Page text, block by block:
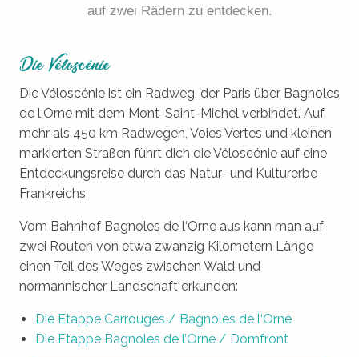
auf zwei Rädern zu entdecken.
Die Véloscénie
Die Véloscénie ist ein Radweg, der Paris über Bagnoles
de l‘Orne mit dem Mont-Saint-Michel verbindet. Auf
mehr als 450 km Radwegen, Voies Vertes und kleinen
markierten Straßen führt dich die Véloscénie auf eine
Entdeckungsreise durch das Natur- und Kulturerbe
Frankreichs.
Vom Bahnhof Bagnoles de l‘Orne aus kann man auf
zwei Routen von etwa zwanzig Kilometern Länge
einen Teil des Weges zwischen Wald und
normannischer Landschaft erkunden:
Die Etappe Carrouges / Bagnoles de l‘Orne
Die Etappe Bagnoles de l’Orne / Domfront